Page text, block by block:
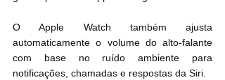
O Apple Watch também ajusta
automaticamente o volume do alto-falante
com base no ruído ambiente para
notificações, chamadas e respostas da Siri.